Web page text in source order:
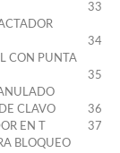
33
34
CON PUNTA
35
CLAVO
36
EN T
37
BLOQUEO